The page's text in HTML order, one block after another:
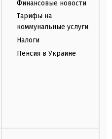
Финансовые новости
Тарифы на
коммунальные услуги
Налоги
Пенсия в Украине